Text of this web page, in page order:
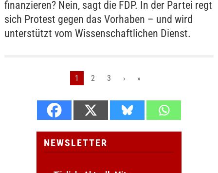
finanzieren? Nein, sagt die FDP. In der Partei regt
sich Protest gegen das Vorhaben – und wird
unterstützt vom Wissenschaftlichen Dienst.
1 2 3 › »
NEWSLETTER